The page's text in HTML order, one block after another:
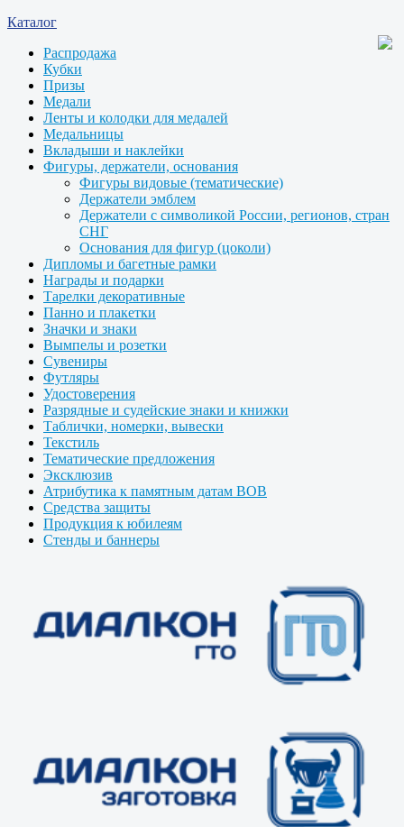
Каталог
Распродажа
Кубки
Призы
Медали
Ленты и колодки для медалей
Медальницы
Вкладыши и наклейки
Фигуры, держатели, основания
Фигуры видовые (тематические)
Держатели эмблем
Держатели с символикой России, регионов, стран
СНГ
Основания для фигур (цоколи)
Дипломы и багетные рамки
Награды и подарки
Тарелки декоративные
Панно и плакетки
Значки и знаки
Вымпелы и розетки
Сувениры
Футляры
Удостоверения
Разрядные и судейские знаки и книжки
Таблички, номерки, вывески
Текстиль
Тематические предложения
Эксклюзив
Атрибутика к памятным датам ВОВ
Средства защиты
Продукция к юбилеям
Стенды и баннеры